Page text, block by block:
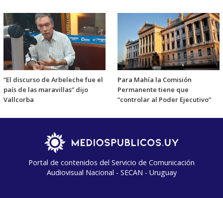
“El discurso de Arbeleche fue el
país de las maravillas” dijo
Vallcorba
Para Mahía la Comisión
Permanente tiene que
“controlar al Poder Ejecutivo”
Portal de contenidos del Servicio de Comunicación
Audiovisual Nacional - SECAN - Uruguay